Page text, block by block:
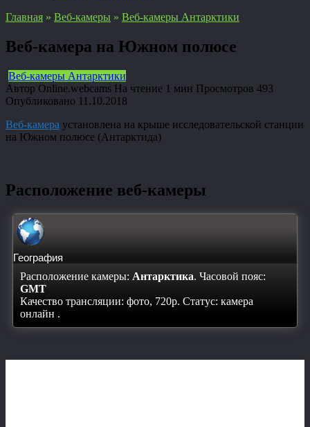
Главная » Веб-камеры » Веб-камеры Антарктики
Веб-камера на Южном полюсе
Веб-камеры Антарктики
Автор Online.webcams На чтение 1 мин Просмотров 493
Опубликовано 11.10.2018
Веб-камера установлена на крыше исследовательской станции
на Южном полюсе (Антарктида)
Расположение веб-камеры
География
Расположение камеры: Антарктика. Часовой пояс:
GMT
Качество трансляции: фото, 720p. Статус: камера
онлайн .